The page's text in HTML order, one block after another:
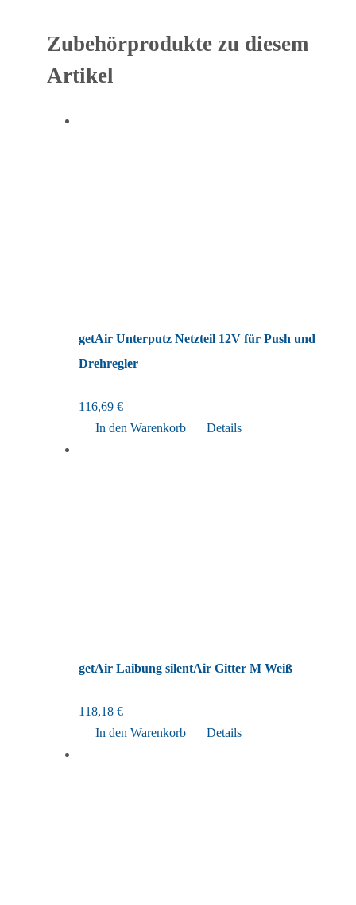
Zubehörprodukte zu diesem
Artikel
getAir Unterputz Netzteil 12V für Push und
Drehregler
116,69€
In den Warenkorb
Details
getAir Laibung silentAir Gitter M Weiß
118,18€
In den Warenkorb
Details